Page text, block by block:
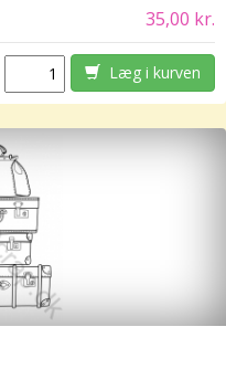
35,00 kr.
Læg i kurven